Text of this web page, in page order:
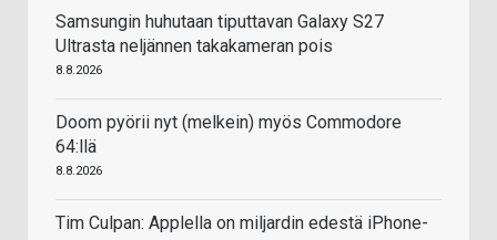
Samsungin huhutaan tiputtavan Galaxy S27
Ultrasta neljännen takakameran pois
8.8.2026
Doom pyörii nyt (melkein) myös Commodore
64:llä
8.8.2026
Tim Culpan: Applella on miljardin edestä iPhone-